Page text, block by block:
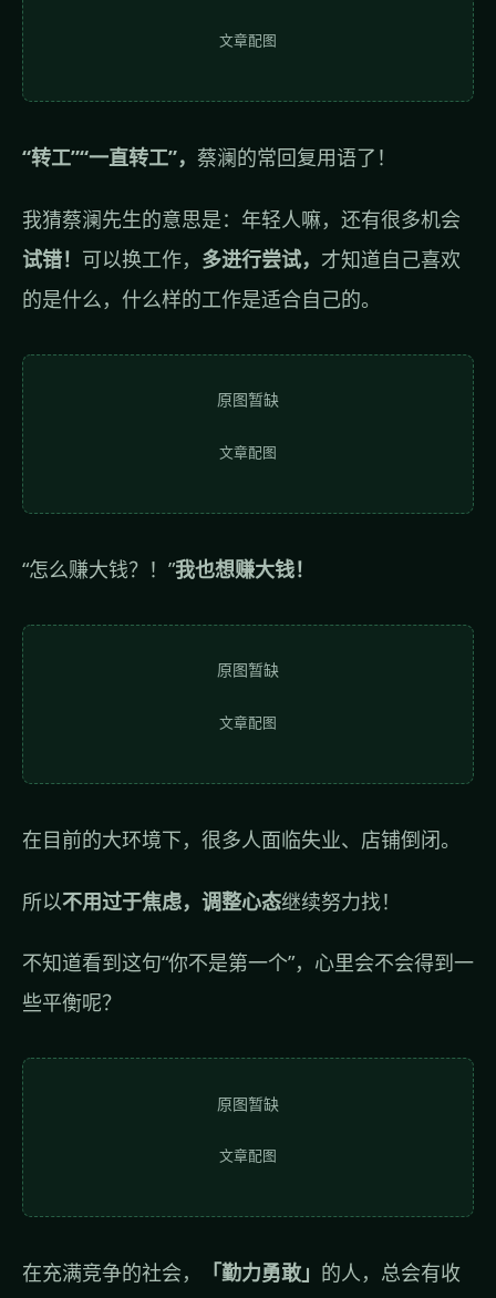
文章配图
“转工”“一直转工”， 蔡澜的常回复用语了！
我猜蔡澜先生的意思是：年轻人嘛，还有很多机会
试错！ 可以换工作， 多进行尝试， 才知道自己喜欢
的是什么，什么样的工作是适合自己的。
原图暂缺
文章配图
“怎么赚大钱？！”我也想赚大钱！
原图暂缺
文章配图
在目前的大环境下，很多人面临失业、店铺倒闭。
所以不用过于焦虑，调整心态继续努力找！
不知道看到这句“你不是第一个”，心里会不会得到一
些平衡呢？
原图暂缺
文章配图
在充满竞争的社会， 「勤力勇敢」 的人，总会有收